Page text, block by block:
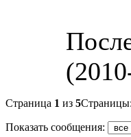
Страница 1 из 5
Показать сообщения: